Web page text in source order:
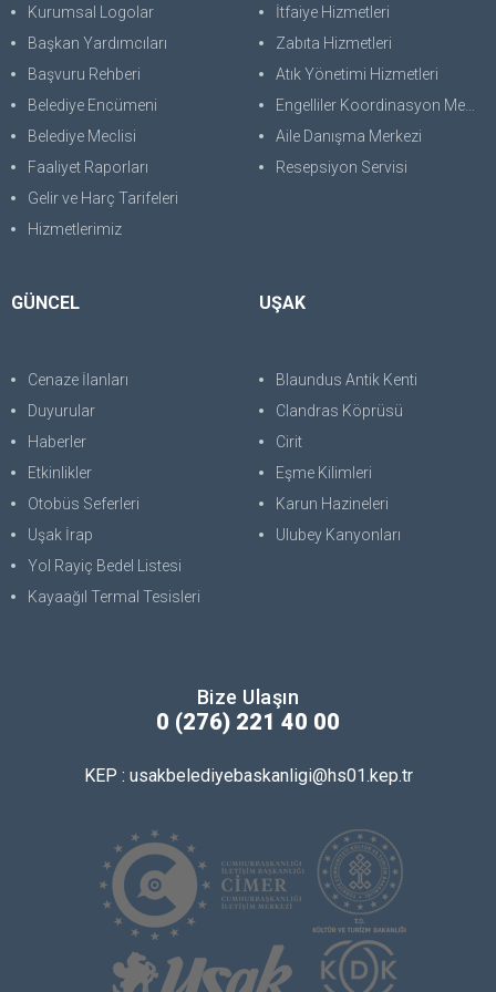
Kurumsal Logolar
Başkan Yardımcıları
Başvuru Rehberi
Belediye Encümeni
Belediye Meclisi
Faaliyet Raporları
Gelir ve Harç Tarifeleri
Hizmetlerimiz
İtfaiye Hizmetleri
Zabıta Hizmetleri
Atık Yönetimi Hizmetleri
Engelliler Koordinasyon Merkezi
Aile Danışma Merkezi
Resepsiyon Servisi
GÜNCEL
Cenaze İlanları
Duyurular
Haberler
Etkinlikler
Otobüs Seferleri
Uşak İrap
Yol Rayiç Bedel Listesi
Kayaağıl Termal Tesisleri
UŞAK
Blaundus Antik Kenti
Clandras Köprüsü
Cirit
Eşme Kilimleri
Karun Hazineleri
Ulubey Kanyonları
Bize Ulaşın
0 (276) 221 40 00
KEP : usakbelediyebaskanligi@hs01.kep.tr